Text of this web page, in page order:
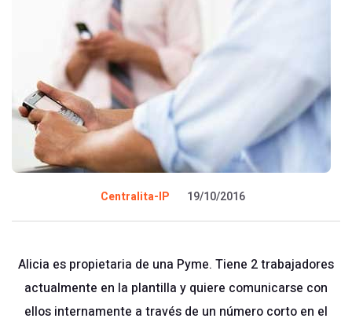
Centralita-IP 19/10/2016
Alicia es propietaria de una Pyme. Tiene 2 trabajadores
actualmente en la plantilla y quiere comunicarse con
ellos internamente a través de un número corto en el